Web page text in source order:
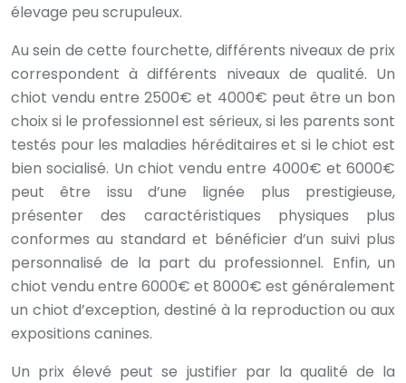
élevage peu scrupuleux.
Au sein de cette fourchette, différents niveaux de prix
correspondent à différents niveaux de qualité. Un
chiot vendu entre 2500€ et 4000€ peut être un bon
choix si le professionnel est sérieux, si les parents sont
testés pour les maladies héréditaires et si le chiot est
bien socialisé. Un chiot vendu entre 4000€ et 6000€
peut être issu d’une lignée plus prestigieuse,
présenter des caractéristiques physiques plus
conformes au standard et bénéficier d’un suivi plus
personnalisé de la part du professionnel. Enfin, un
chiot vendu entre 6000€ et 8000€ est généralement
un chiot d’exception, destiné à la reproduction ou aux
expositions canines.
Un prix élevé peut se justifier par la qualité de la